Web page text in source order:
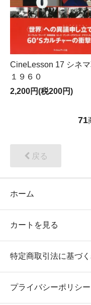
CineLesson 17 シネ
１９６０
2,200円(税200円)
71
戻る
ホーム
カートを見る
特定商取引法に基づ
プライバシーポリシー